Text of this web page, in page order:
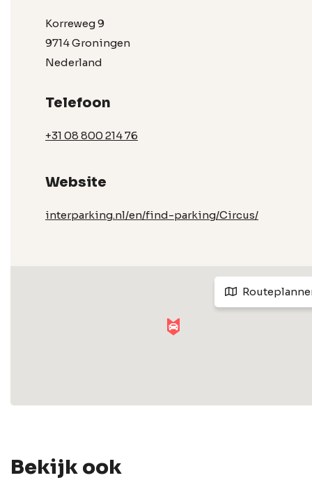
Korreweg 9
9714 Groningen
Nederland
Telefoon
+31 08 800 214 76
Website
interparking.nl/en/find-parking/Circus/
Bekijk ook